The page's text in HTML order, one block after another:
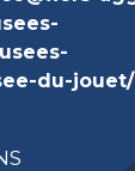
du-jouet/